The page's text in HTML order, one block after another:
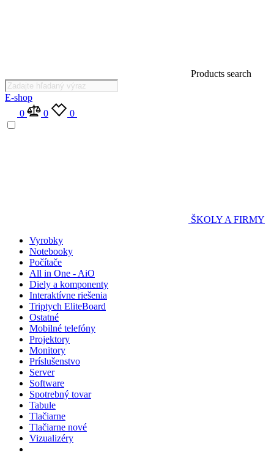
Products search
E-shop
0
0 0
ŠKOLY A FIRMY
Vyrobky
Notebooky
Počítače
All in One - AiO
Diely a komponenty
Interaktívne riešenia
Triptych EliteBoard
Ostatné
Mobilné telefóny
Projektory
Monitory
Príslušenstvo
Server
Software
Spotrebný tovar
Tabule
Tlačiarne
Tlačiarne nové
Vizualizéry